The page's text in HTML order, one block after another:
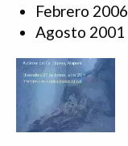
Febrero 2006
Agosto 2001